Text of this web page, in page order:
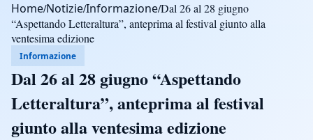
Home/Notizie/Informazione/Dal 26 al 28 giugno
“Aspettando Letteraltura”, anteprima al festival giunto alla
ventesima edizione
Informazione
Dal 26 al 28 giugno “Aspettando
Letteraltura”, anteprima al festival
giunto alla ventesima edizione